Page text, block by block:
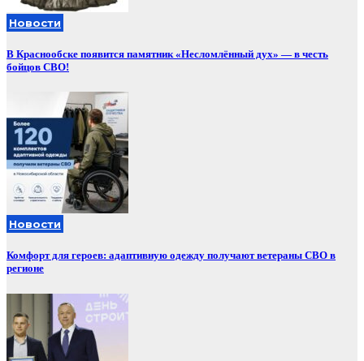
Новости
В Краснообске появится памятник «Несломлённый дух» — в честь
бойцов СВО!
Новости
Комфорт для героев: адаптивную одежду получают ветераны СВО в
регионе